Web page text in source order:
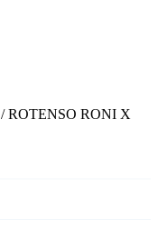
/ ROTENSO RONI X